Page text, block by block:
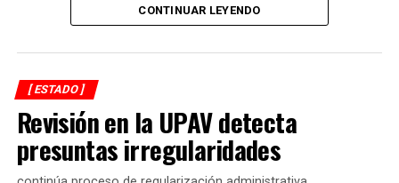
comunidades, colonias y la zona centro de la
demarcación, donde se realizan trabajos de
mantenimiento, modernización y fortalecimiento de la
red eléctrica.
En ese sentido, el representante de CFE informó que las
interrupciones programadas en el suministro de energía
registradas en los últimos días obedecen a maniobras
técnicas indispensables para la ejecución de estas obras,
CONTINUAR LEYENDO
[ ESTADO ]
Revisión en la UPAV detecta
presuntas irregularidades